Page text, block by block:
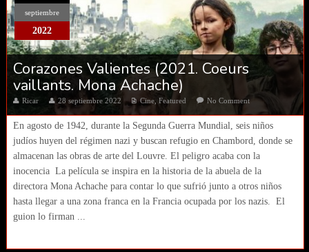
septiembre
2022
Corazones Valientes (2021. Coeurs
vaillants. Mona Achache)
Ricar 28 septiembre 2022 Cine, Featured No Comment
En agosto de 1942, durante la Segunda Guerra Mundial, seis niños
judíos huyen del régimen nazi y buscan refugio en Chambord, donde se
almacenan las obras de arte del Louvre. El peligro acaba con la
inocencia La película se inspira en la historia de la abuela de la
directora Mona Achache para contar lo que sufrió junto a otros niños
hasta llegar a una zona franca en la Francia ocupada por los nazis. El
guion lo firman ...